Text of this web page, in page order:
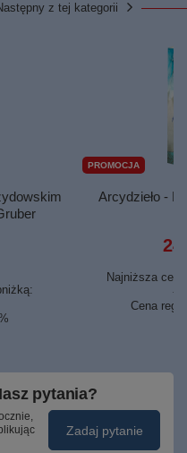
z tej kategorii
PROMOCJA
Arcydzieło -
Najniższa
Cena
pytania?
Zadaj pytanie